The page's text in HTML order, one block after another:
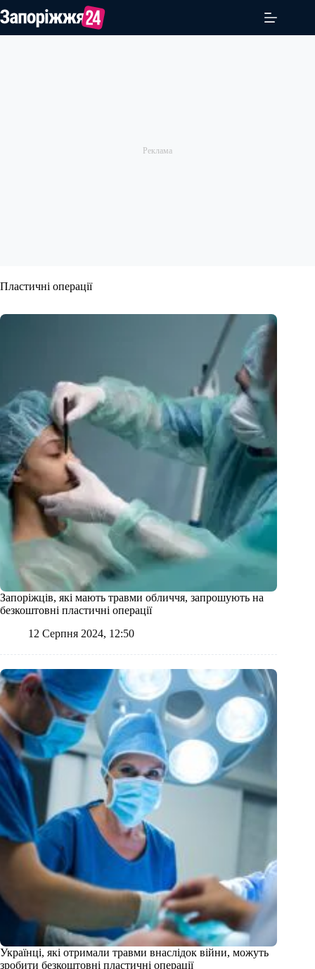
до
Пластичні операції
Запоріжців, які мають травми обличчя, запрошують на
безкоштовні пластичні операції
12 Серпня 2024, 12:50
Українці, які отримали травми внаслідок війни, можуть
зробити безкоштовні пластичні операції